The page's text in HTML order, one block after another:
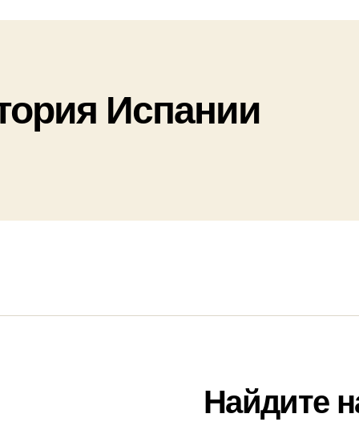
Испании
Найдите